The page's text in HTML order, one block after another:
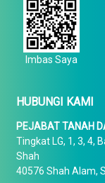
Imbas Saya
HUBUNGI KAMI
PEJABAT TANAH
Tingkat LG, 1, 3, 4,
Shah
40576 Shah Alam,